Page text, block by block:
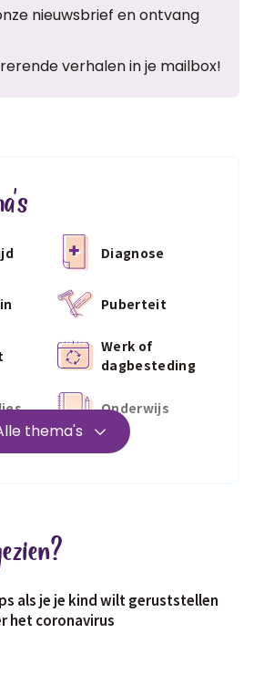
nieuwsbrief en ontvang
verhalen in je mailbox!
Diagnose
Puberteit
Werk of
dagbesteding
Onderwijs
Wonen
thema's
als je je kind wilt geruststellen
het coronavirus